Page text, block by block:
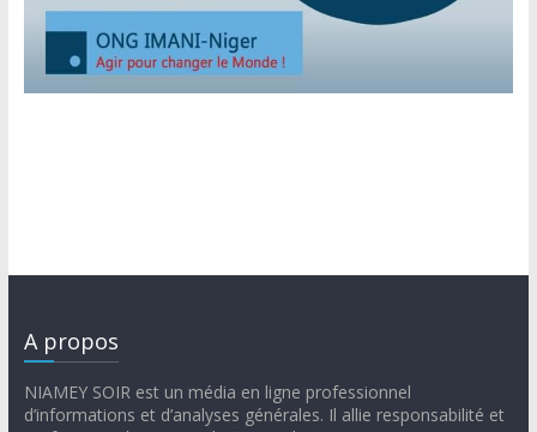
A propos
NIAMEY SOIR est un média en ligne professionnel
d’informations et d’analyses générales. Il allie responsabilité et